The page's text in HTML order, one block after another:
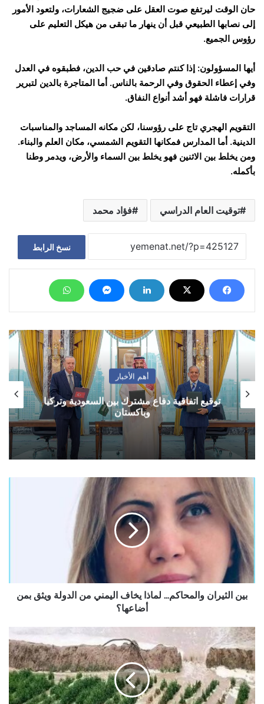
حان الوقت ليرتفع صوت العقل على ضجيج الشعارات، ولتعود الأمور
إلى نصابها الطبيعي قبل أن ينهار ما تبقى من هيكل التعليم على
رؤوس الجميع.
أيها المسؤولون: إذا كنتم صادقين في حب الدين، فطبقوه في العدل
وفي إعطاء الحقوق وفي الرحمة بالناس. أما المتاجرة بالدين لتبرير
قرارات فاشلة فهو أشد أنواع النفاق.
التقويم الهجري تاج على رؤوسنا، لكن مكانه المساجد والمناسبات
الدينية. أما المدارس فمكانها التقويم الشمسي، مكان العلم والبناء.
ومن يخلط بين الاثنين فهو يخلط بين السماء والأرض، ويدمر وطنا
بأكمله.
توقيت العام الدراسي فؤاد محمد
نسخ الرابط
أهم الأخبار
توقيع اتفاقية دفاع مشترك بين السعودية وتركيا
وباكستان
بين
الثيران
والمحاكم...
لماذا
يخاف
اليمني
من
الدولة
ويثق
بمنبين الثيران والمحاكم... لماذا يخاف اليمني من الدولة ويثق بمن
أضاعها؟
الارصاد
ينبه
من
جريان
السيول
في